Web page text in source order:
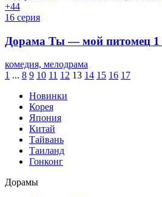
+44
16 серия
Дорама Ты — мой питомец 1
комедия, мелодрама
1 ... 8 9 10 11 12 13 14 15 16 17
Новинки
Корея
Япония
Китай
Тайвань
Таиланд
Гонконг
Дорамы